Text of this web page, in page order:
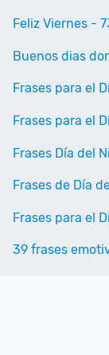
Feliz Viernes -
Buenos dias
Frases para el
Frases para el
Frases Día del
Frases de Día
Frases para el
39 frases